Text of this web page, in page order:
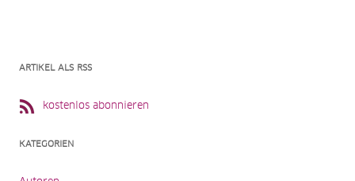
ARTIKEL ALS RSS
kostenlos abonnieren
KATEGORIEN